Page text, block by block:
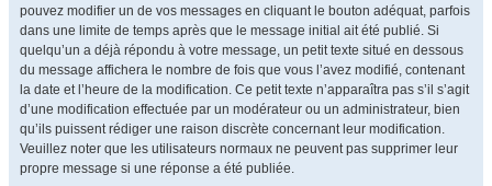
pouvez modifier un de vos messages en cliquant le bouton adéquat, parfois
dans une limite de temps après que le message initial ait été publié. Si
quelqu’un a déjà répondu à votre message, un petit texte situé en dessous
du message affichera le nombre de fois que vous l’avez modifié, contenant
la date et l’heure de la modification. Ce petit texte n’apparaîtra pas s’il s’agit
d’une modification effectuée par un modérateur ou un administrateur, bien
qu’ils puissent rédiger une raison discrète concernant leur modification.
Veuillez noter que les utilisateurs normaux ne peuvent pas supprimer leur
propre message si une réponse a été publiée.